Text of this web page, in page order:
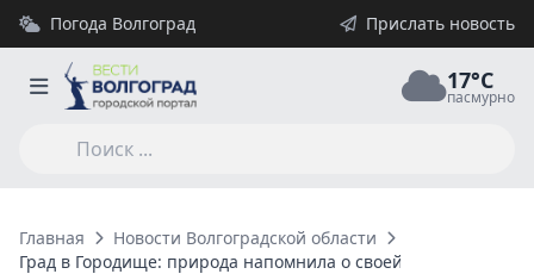
Погода Волгоград Прислать новость
17°C
пасмурно
Главная
Новости Волгоградской области
Град в Городище: природа напомнила о своей силе